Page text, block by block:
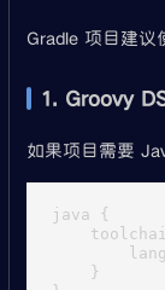
Gradle 项目建议
1. Groovy
如果项目需要
java {
    }